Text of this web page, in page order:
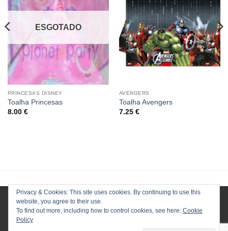
ESGOTADO
PRINCESAS DISNEY
Toalha Princesas
8.00 €
AVENGERS
Toalha Avengers
7.25 €
Privacy & Cookies: This site uses cookies. By continuing to use this
website, you agree to their use.
To find out more, including how to control cookies, see here: Cookie
Policy